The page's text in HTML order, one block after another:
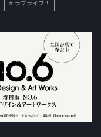
ラブライブ！